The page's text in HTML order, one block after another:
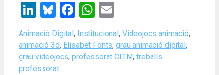
LinkedIn
Bluesky
Facebook
WhatsApp
Categories
Animació Digital , Institucional , Videojocs Tags
animació,
animació 3d, Elisabet Fonts, grau animació digital ,
grau videojocs, professorat CITM, treballs
professorat